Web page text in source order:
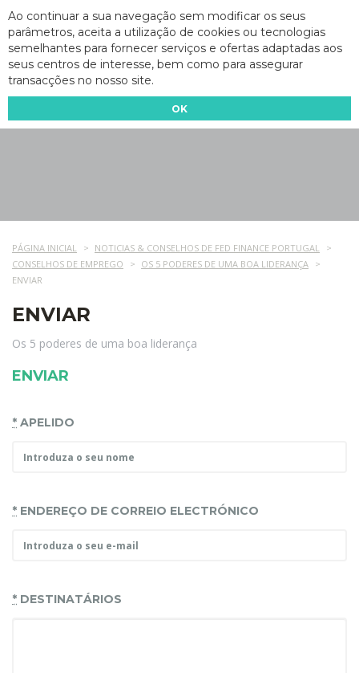
Ao continuar a sua navegação sem modificar os seus
parâmetros, aceita a utilização de cookies ou tecnologias
semelhantes para fornecer serviços e ofertas adaptadas aos
seus centros de interesse, bem como para assegurar
transacções no nosso site.
OK
PÁGINA INICIAL
NOTICIAS & CONSELHOS DE FED FINANCE PORTUGAL
CONSELHOS DE EMPREGO
OS 5 PODERES DE UMA BOA LIDERANÇA
ENVIAR
ENVIAR
Os 5 poderes de uma boa liderança
ENVIAR
* APELIDO
* ENDEREÇO DE CORREIO ELECTRÓNICO
* DESTINATÁRIOS